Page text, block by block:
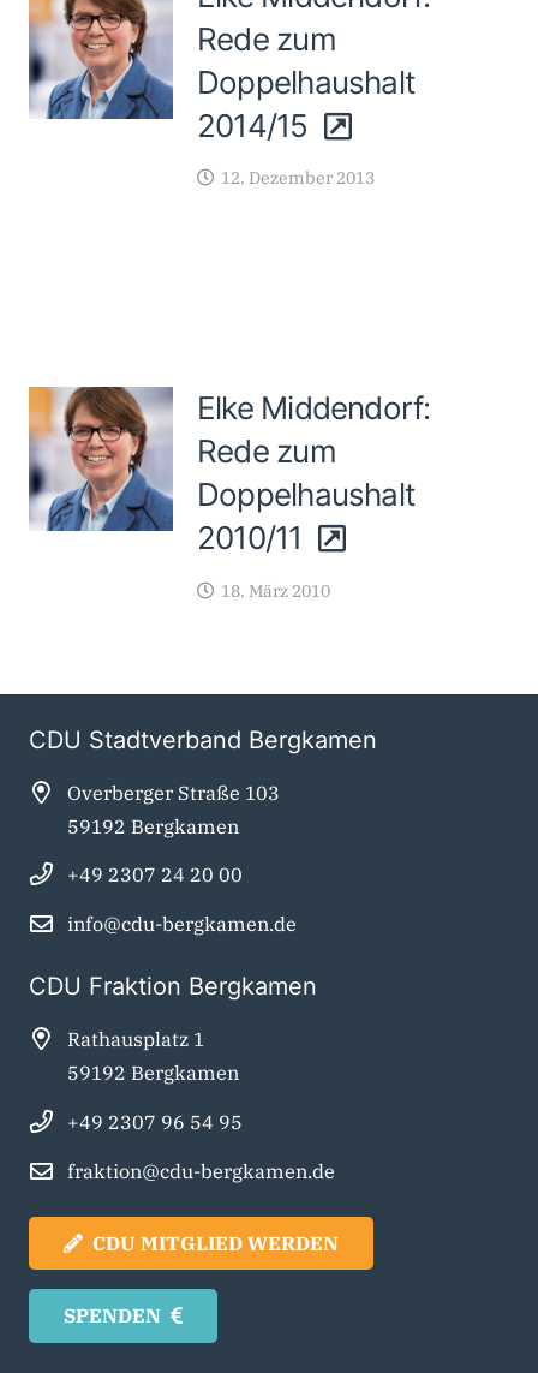
Rede zum
Doppelhaushalt
2014/15
12. Dezember 2013
Elke Middendorf:
Rede zum
Doppelhaushalt
2010/11
18. März 2010
CDU Stadtverband Bergkamen
Overberger Straße 103
59192 Bergkamen
+49 2307 24 20 00
info@cdu-bergkamen.de
CDU Fraktion Bergkamen
Rathausplatz 1
59192 Bergkamen
+49 2307 96 54 95
fraktion@cdu-bergkamen.de
CDU MITGLIED WERDEN
SPENDEN